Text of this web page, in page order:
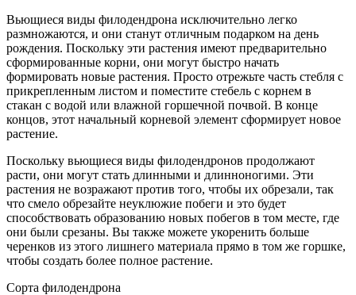
Вьющиеся виды филодендрона исключительно легко
размножаются, и они станут отличным подарком на день
рождения. Поскольку эти растения имеют предварительно
сформированные корни, они могут быстро начать
формировать новые растения. Просто отрежьте часть стебля с
прикрепленным листом и поместите стебель с корнем в
стакан с водой или влажной горшечной почвой. В конце
концов, этот начальный корневой элемент сформирует новое
растение.
Поскольку вьющиеся виды филодендронов продолжают
расти, они могут стать длинными и длинноногими. Эти
растения не возражают против того, чтобы их обрезали, так
что смело обрезайте неуклюжие побеги и это будет
способствовать образованию новых побегов в том месте, где
они были срезаны. Вы также можете укоренить больше
черенков из этого лишнего материала прямо в том же горшке,
чтобы создать более полное растение.
Сорта филодендрона